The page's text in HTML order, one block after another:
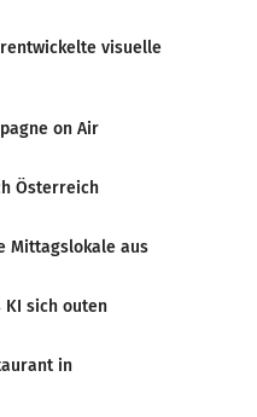
visuelle
on Air
Österreich
Mittagslokale aus
KI sich outen
in